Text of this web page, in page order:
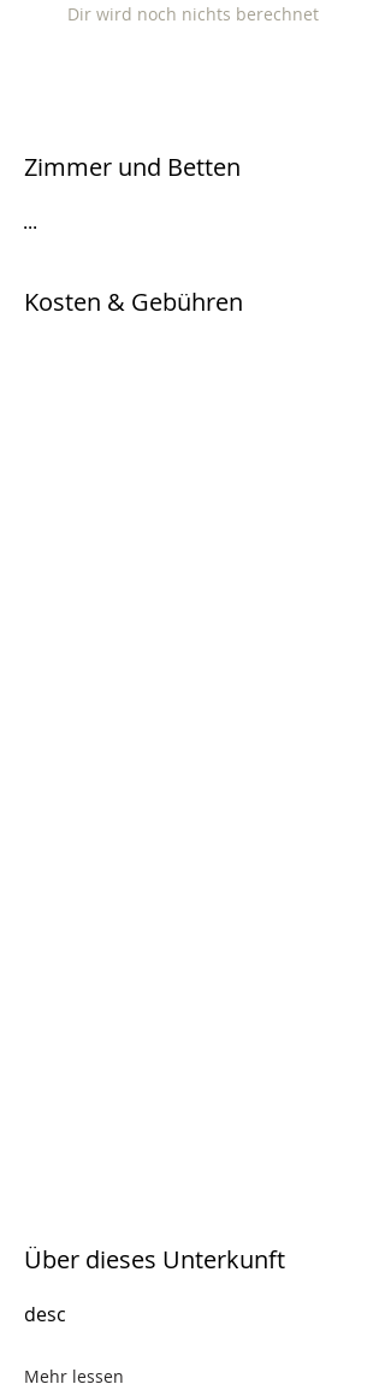
Dir wird noch nichts berechnet
Zimmer und Betten
...
Kosten & Gebühren
Über dieses Unterkunft
desc
Mehr lessen